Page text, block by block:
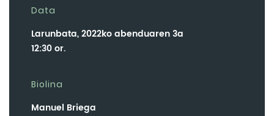
Data
Larunbata, 2022ko abenduaren 3a
12:30 or.
Biolina
Manuel Briega